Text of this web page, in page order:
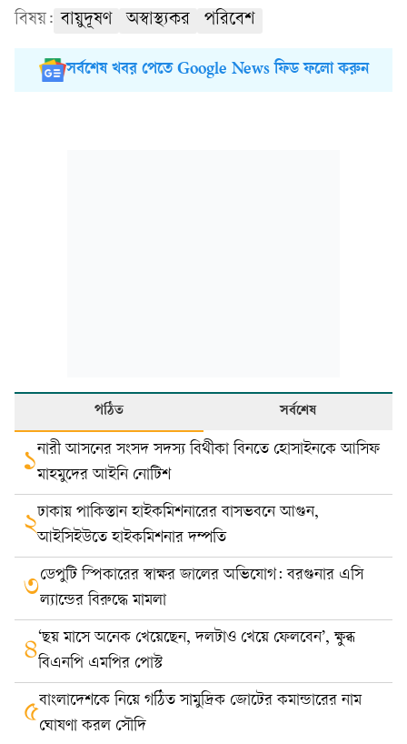
বিষয়: বায়ুদূষণ অস্বাস্থ্যকর পরিবেশ
সর্বশেষ খবর পেতে Google News ফিড ফলো করুন
পঠিত সর্বশেষ
১নারী আসনের সংসদ সদস্য বিথীকা বিনতে হোসাইনকে আসিফ
মাহমুদের আইনি নোটিশ
২ঢাকায় পাকিস্তান হাইকমিশনারের বাসভবনে আগুন,
আইসিইউতে হাইকমিশনার দম্পতি
৩ডেপুটি স্পিকারের স্বাক্ষর জালের অভিযোগ: বরগুনার এসি
ল্যান্ডের বিরুদ্ধে মামলা
৪‘ছয় মাসে অনেক খেয়েছেন, দলটাও খেয়ে ফেলবেন’, ক্ষুব্ধ
বিএনপি এমপির পোস্ট
৫বাংলাদেশকে নিয়ে গঠিত সামুদ্রিক জোটের কমান্ডারের নাম
ঘোষণা করল সৌদি